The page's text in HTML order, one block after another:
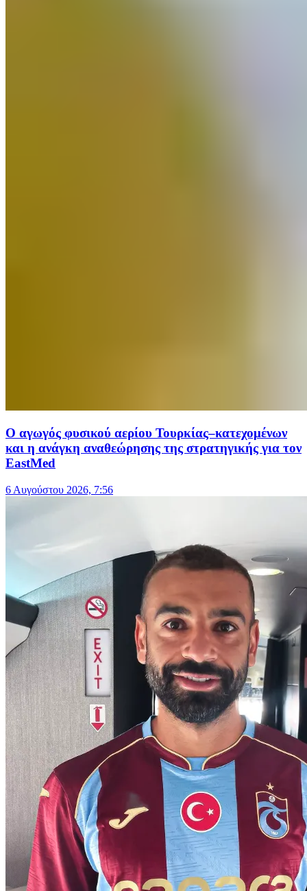
Ο αγωγός φυσικού αερίου Τουρκίας–κατεχομένων
και η ανάγκη αναθεώρησης της στρατηγικής για τον
EastMed
6 Αυγούστου 2026, 7:56